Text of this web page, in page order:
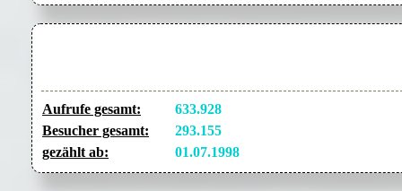
Aufrufe gesamt:
633.928
Besucher gesamt:
293.155
gezählt ab:
01.07.1998